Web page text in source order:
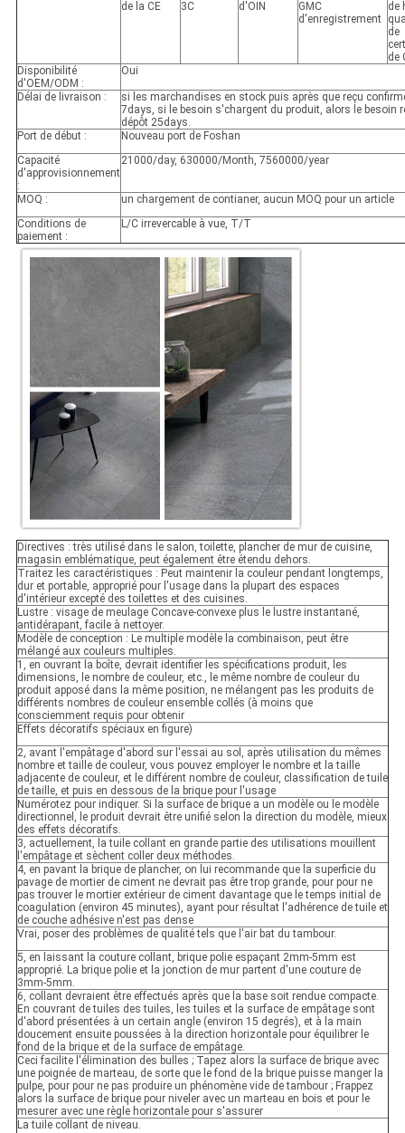
de la CE
3C
d'OIN
GMC
d'enregistrement
de
de
de
Disponibilité
d'OEM/ODM :
Oui
Délai de livraison :
si les marchandises en stock puis après que reçu
7days, si le besoin s'chargent du produit, alors le besoin
dépôt 25days.
Port de début :
Nouveau port de Foshan
Capacité
d'approvisionnement
:
21000/day, 630000/Month, 7560000/year
MOQ :
un chargement de contianer, aucun MOQ pour un article
Conditions de
paiement :
L/C irrevercable à vue, T/T
Directives : très utilisé dans le salon, toilette, plancher de mur de cuisine,
magasin emblématique, peut également être étendu dehors.
Traitez les caractéristiques : Peut maintenir la couleur pendant longtemps,
dur et portable, approprié pour l'usage dans la plupart des espaces
d'intérieur excepté des toilettes et des cuisines.
Lustre : visage de meulage Concave-convexe plus le lustre instantané,
antidérapant, facile à nettoyer.
Modèle de conception : Le multiple modèle la combinaison, peut être
mélangé aux couleurs multiples.
1, en ouvrant la boîte, devrait identifier les spécifications produit, les
dimensions, le nombre de couleur, etc., le même nombre de couleur du
produit apposé dans la même position, ne mélangent pas les produits de
différents nombres de couleur ensemble collés (à moins que
consciemment requis pour obtenir
Effets décoratifs spéciaux en figure)
2, avant l'empâtage d'abord sur l'essai au sol, après utilisation du mêmes
nombre et taille de couleur, vous pouvez employer le nombre et la taille
adjacente de couleur, et le différent nombre de couleur, classification de tuile
de taille, et puis en dessous de la brique pour l'usage
Numérotez pour indiquer. Si la surface de brique a un modèle ou le modèle
directionnel, le produit devrait être unifié selon la direction du modèle, mieux
des effets décoratifs.
3, actuellement, la tuile collant en grande partie des utilisations mouillent
l'empâtage et sèchent coller deux méthodes.
4, en pavant la brique de plancher, on lui recommande que la superficie du
pavage de mortier de ciment ne devrait pas être trop grande, pour pour ne
pas trouver le mortier extérieur de ciment davantage que le temps initial de
coagulation (environ 45 minutes), ayant pour résultat l'adhérence de tuile et
de couche adhésive n'est pas dense
Vrai, poser des problèmes de qualité tels que l'air bat du tambour.
5, en laissant la couture collant, brique polie espaçant 2mm-5mm est
approprié. La brique polie et la jonction de mur partent d'une couture de
3mm-5mm.
6, collant devraient être effectués après que la base soit rendue compacte.
En couvrant de tuiles des tuiles, les tuiles et la surface de empâtage sont
d'abord présentées à un certain angle (environ 15 degrés), et à la main
doucement ensuite poussées à la direction horizontale pour équilibrer le
fond de la brique et de la surface de empâtage.
Ceci facilite l'élimination des bulles ; Tapez alors la surface de brique avec
une poignée de marteau, de sorte que le fond de la brique puisse manger la
pulpe, pour pour ne pas produire un phénomène vide de tambour ; Frappez
alors la surface de brique pour niveler avec un marteau en bois et pour le
mesurer avec une règle horizontale pour s'assurer
La tuile collant de niveau.